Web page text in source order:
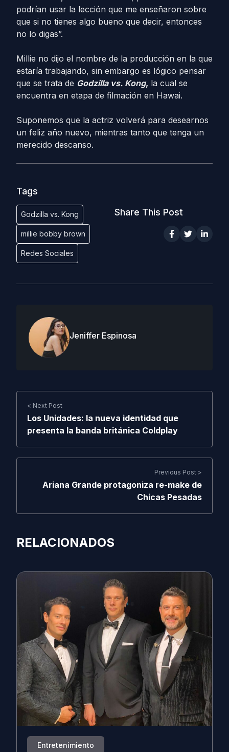
podrían usar la lección que me enseñaron sobre
que si no tienes algo bueno que decir, entonces
no lo digas”.
Millie no dijo el nombre de la producción en la que
estaría trabajando, sin embargo es lógico pensar
que se trata de Godzilla vs. Kong, la cual se
encuentra en etapa de filmación en Hawai.
Suponemos que la actriz volverá para desearnos
un feliz año nuevo, mientras tanto que tenga un
merecido descanso.
Tags
Godzilla vs. Kong
millie bobby brown
Redes Sociales
Share This Post
Jeniffer Espinosa
< Next Post
Los Unidades: la nueva identidad que
presenta la banda británica Coldplay
Previous Post >
Ariana Grande protagoniza re-make de
Chicas Pesadas
RELACIONADOS
Entretenimiento